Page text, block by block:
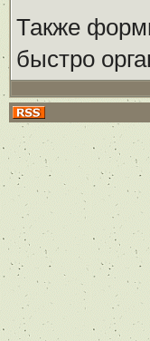
Также
быстро